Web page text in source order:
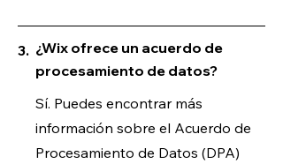
3. ¿Wix ofrece un acuerdo de
procesamiento de datos?
Sí. Puedes encontrar más
información sobre el Acuerdo de
Procesamiento de Datos (DPA)